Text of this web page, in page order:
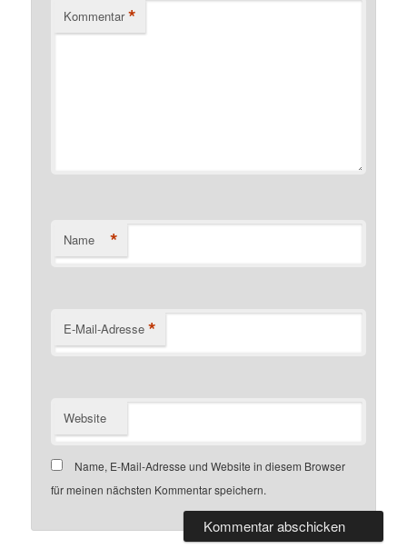
Kommentar *
Name *
E-Mail-Adresse *
Website
Name, E-Mail-Adresse und Website in diesem Browser
für meinen nächsten Kommentar speichern.